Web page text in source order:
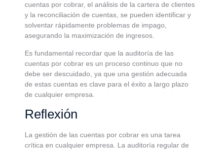
cuentas por cobrar, el análisis de la cartera de clientes
y la reconciliación de cuentas, se pueden identificar y
solventar rápidamente problemas de impago,
asegurando la maximización de ingresos.
Es fundamental recordar que la auditoría de las
cuentas por cobrar es un proceso continuo que no
debe ser descuidado, ya que una gestión adecuada
de estas cuentas es clave para el éxito a largo plazo
de cualquier empresa.
Reflexión
La gestión de las cuentas por cobrar es una tarea
crítica en cualquier empresa. La auditoría regular de